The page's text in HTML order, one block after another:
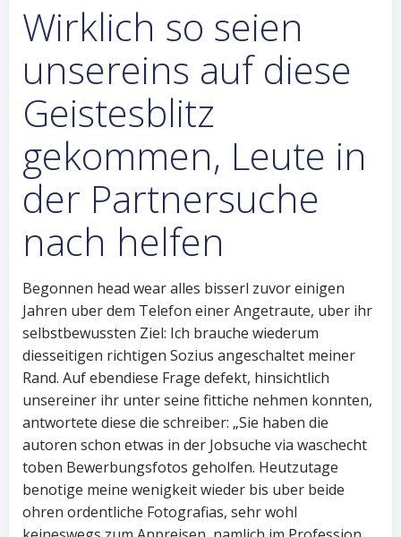
Wirklich so seien
unsereins auf diese
Geistesblitz
gekommen, Leute in
der Partnersuche
nach helfen
Begonnen head wear alles bisserl zuvor einigen
Jahren uber dem Telefon einer Angetraute, uber ihr
selbstbewussten Ziel: Ich brauche wiederum
diesseitigen richtigen Sozius angeschaltet meiner
Rand. Auf ebendiese Frage defekt, hinsichtlich
unsereiner ihr unter seine fittiche nehmen konnten,
antwortete diese die schreiber: „Sie haben die
autoren schon etwas in der Jobsuche via waschecht
toben Bewerbungsfotos geholfen. Heutzutage
benotige meine wenigkeit wieder bis uber beide
ohren ordentliche Fotografi­as, sehr wohl